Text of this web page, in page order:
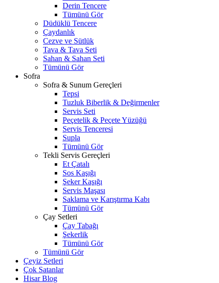
Derin Tencere
Tümünü Gör
Düdüklü Tencere
Çaydanlık
Cezve ve Sütlük
Tava & Tava Seti
Sahan & Sahan Seti
Tümünü Gör
Sofra
Sofra & Sunum Gereçleri
Tepsi
Tuzluk Biberlik & Değirmenler
Servis Seti
Peçetelik & Peçete Yüzüğü
Servis Tenceresi
Supla
Tümünü Gör
Tekli Servis Gereçleri
Et Çatalı
Sos Kaşığı
Şeker Kaşığı
Servis Maşası
Saklama ve Karıştırma Kabı
Tümünü Gör
Çay Setleri
Çay Tabağı
Şekerlik
Tümünü Gör
Tümünü Gör
Çeyiz Setleri
Çok Satanlar
Hisar Blog